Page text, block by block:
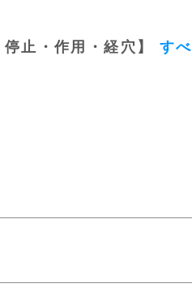
止・作用・経穴】 すべ